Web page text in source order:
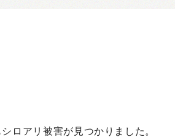
ロアリ被害が見つかりました。